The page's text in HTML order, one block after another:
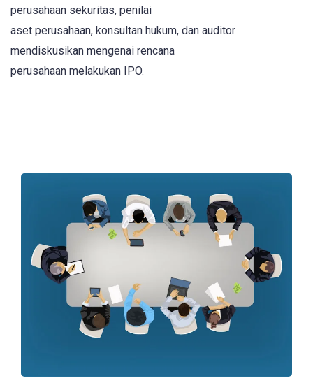
perusahaan sekuritas, penilai
aset perusahaan, konsultan hukum, dan auditor
mendiskusikan mengenai rencana
perusahaan melakukan IPO.